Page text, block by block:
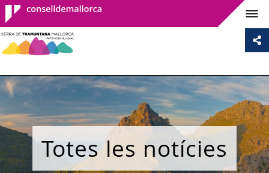
Consell de
Mallorca
Totes les notícies